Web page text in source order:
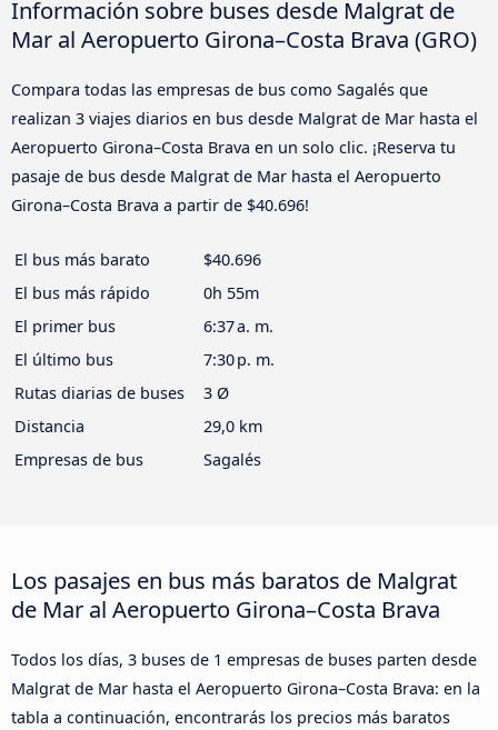
Información sobre buses desde Malgrat de
Mar al Aeropuerto Girona–Costa Brava (GRO)
Compara todas las empresas de bus como Sagalés que
realizan 3 viajes diarios en bus desde Malgrat de Mar hasta el
Aeropuerto Girona–Costa Brava en un solo clic. ¡Reserva tu
pasaje de bus desde Malgrat de Mar hasta el Aeropuerto
Girona–Costa Brava a partir de $40.696!
El bus más barato
$40.696
El bus más rápido
0h 55m
El primer bus
6:37 a. m.
El último bus
7:30 p. m.
Rutas diarias de buses
3 Ø
Distancia
29,0 km
Empresas de bus
Sagalés
Los pasajes en bus más baratos de Malgrat
de Mar al Aeropuerto Girona–Costa Brava
Todos los días, 3 buses de 1 empresas de buses parten desde
Malgrat de Mar hasta el Aeropuerto Girona–Costa Brava: en la
tabla a continuación, encontrarás los precios más baratos